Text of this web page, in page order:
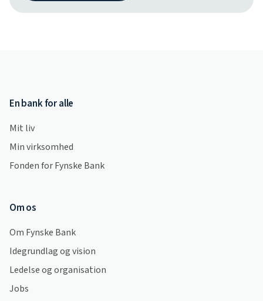
En bank for alle
Mit liv
Min virksomhed
Fonden for Fynske Bank
Om os
Om Fynske Bank
Idegrundlag og vision
Ledelse og organisation
Jobs